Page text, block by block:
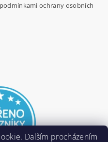
podmínkami ochrany osobních
Dalším procházením